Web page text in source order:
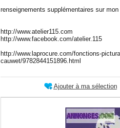
renseignements supplémentaires sur
http://www.atelier115.com
http://www.facebook.com/atelier.115
http://www.laprocure.com/fonctions-
cauwet/9782844151896.html
Ajouter à ma sélection